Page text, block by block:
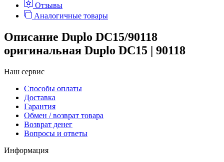
Отзывы
Аналогичные товары
Описание Duplo DC15/90118
оригинальная Duplo DC15 | 90118
Наш сервис
Способы оплаты
Доставка
Гарантия
Обмен / возврат товара
Возврат денег
Вопросы и ответы
Информация